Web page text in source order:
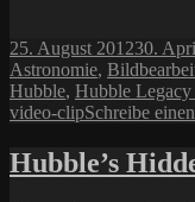
Veröffentlicht
am
25. August 201230.
Astronomie,
Hubble, Hubble
video-clipSchreibe
Hubble’s